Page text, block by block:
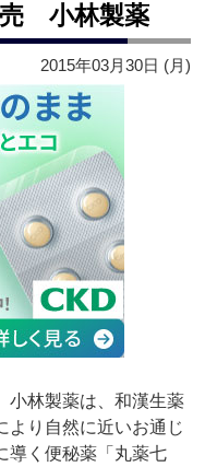
売 小林製薬
2015年03月30日 (月)
小林製薬は、和漢生薬
より自然に近いお通じ
導く便秘薬「丸薬七